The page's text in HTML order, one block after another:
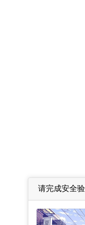
请完成安全